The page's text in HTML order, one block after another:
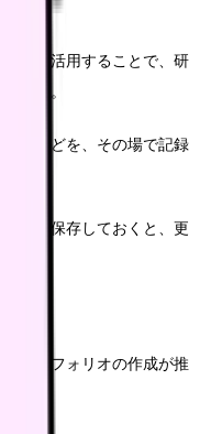
スを活用することで、研
ます。
ルなどを、その場で記録
せて保存しておくと、更
ートフォリオの作成が推